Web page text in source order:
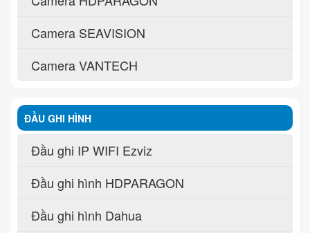
Camera SEAVISION
Camera VANTECH
ĐẦU GHI HÌNH
Đầu ghi IP WIFI Ezviz
Đầu ghi hình HDPARAGON
Đầu ghi hình Dahua